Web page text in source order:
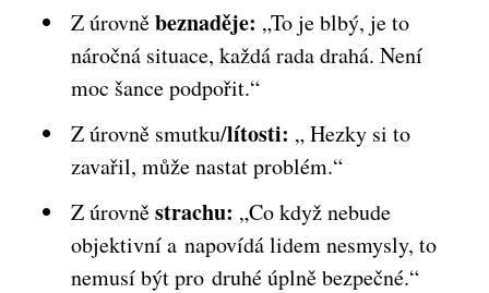
Z úrovněbeznaděje: „To je blbý, je to
náročná situace, každá rada drahá. Není
moc šance podpořit.“
Z úrovně smutku/lítosti: „ Hezky si to
zavařil, může nastat problém.“
Z úrovněstrachu: „Co když nebude
objektivní a napovídá lidem nesmysly, to
nemusí být pro druhé úplně bezpečné.“